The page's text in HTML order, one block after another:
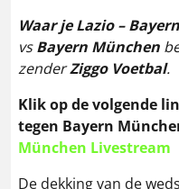
Waar jeLazio –
vsBayern München
zenderZiggo Voetbal.
Klik op de volgende
tegen Bayern
München Livestream
De dekking van de